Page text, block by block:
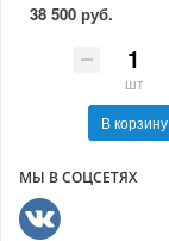
38 500 руб.
шт
В корзину
МЫ В СОЦСЕТЯХ